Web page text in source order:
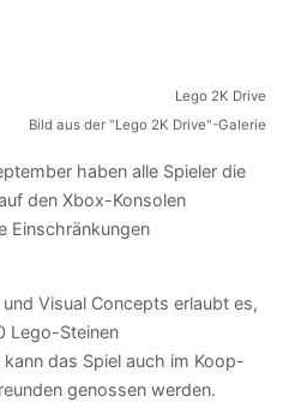
Bild aus der "Lego 2K Drive"-Galerie
haben alle Spieler die
den Xbox-Konsolen
Einschränkungen
Visual Concepts erlaubt es,
Lego-Steinen
das Spiel auch im Koop-
genossen werden.